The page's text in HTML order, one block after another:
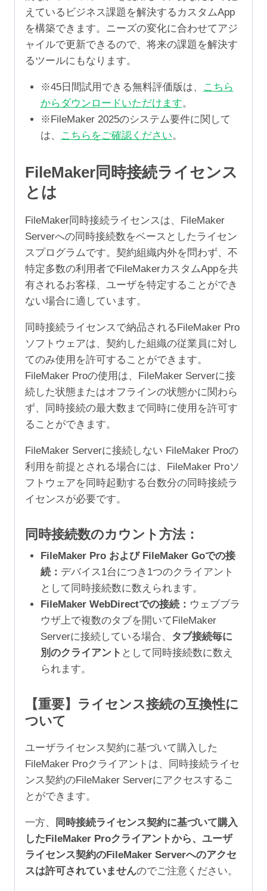
えているビジネス課題を解決するカスタムApp
を構築できます。ニーズの変化に合わせてアジ
ャイルで更新できるので、将来の課題を解決す
るツールにもなります。
※45日間試用できる無料評価版は、
こちら
からダウンロードいただけます。
※FileMaker 2025のシステム要件に関して
は、
こちらをご確認ください。
FileMaker同時接続ライセンス
とは
FileMaker同時接続ライセンスは、FileMaker
Serverへの同時接続数をベースとしたライセン
スプログラムです。契約組織内外を問わず、不
特定多数の利用者でFileMakerカスタムAppを共
有されるお客様、ユーザを特定することができ
ない場合に適しています。
同時接続ライセンスで納品されるFileMaker Pro
ソフトウェアは、契約した組織の従業員に対し
てのみ使用を許可することができます。
FileMaker Proの使用は、FileMaker Serverに接
続した状態またはオフラインの状態かに関わら
ず、同時接続の最大数まで同時に使用を許可す
ることができます。
FileMaker Serverに接続しない FileMaker Proの
利用を前提とされる場合には、FileMaker Proソ
フトウェアを同時起動する台数分の同時接続ラ
イセンスが必要です。
同時接続数のカウント方法：
FileMaker Pro および FileMaker Goでの接
続： デバイス1台につき1つのクライアント
として同時接続数に数えられます。
FileMaker WebDirectでの接続： ウェブブラ
ウザ上で複数のタブを開いてFileMaker
Serverに接続している場合、 タブ接続毎に
別のクライアント として同時接続数に数え
られます。
【重要】ライセンス接続の互換性に
ついて
ユーザライセンス契約に基づいて購入した
FileMaker Proクライアントは、同時接続ライセ
ンス契約のFileMaker Serverにアクセスするこ
とができます。
一方、
同時接続ライセンス契約に基づいて購入
したFileMaker Proクライアントから、ユーザ
ライセンス契約のFileMaker Serverへのアクセ
スは許可されていませんのでご注意ください。